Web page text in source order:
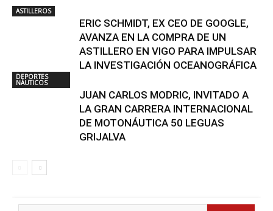
ASTILLEROS
ERIC SCHMIDT, EX CEO DE GOOGLE,
AVANZA EN LA COMPRA DE UN
ASTILLERO EN VIGO PARA IMPULSAR
LA INVESTIGACIÓN OCEANOGRÁFICA
DEPORTES
NÁUTICOS
JUAN CARLOS MODRIC, INVITADO A
LA GRAN CARRERA INTERNACIONAL
DE MOTONÁUTICA 50 LEGUAS
GRIJALVA